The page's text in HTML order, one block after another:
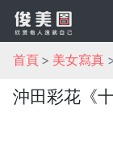
首頁 美女寫真
沖田彩花《